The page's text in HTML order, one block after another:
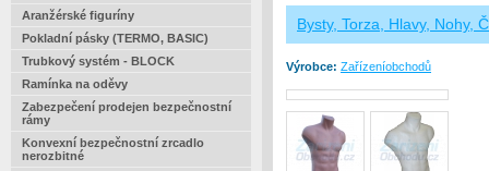
Aranžérské figuríny
Pokladní pásky (TERMO, BASIC)
Trubkový systém - BLOCK
Ramínka na oděvy
Zabezpečení prodejen bezpečnostní
rámy
Konvexní bezpečnostní zrcadlo
nerozbitné
Bysty, Torza, Hlavy, Nohy,
Výrobce: Zařízeníobchodů